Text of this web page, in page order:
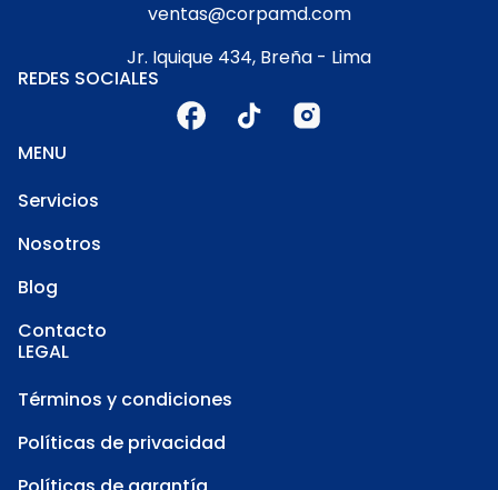
ventas@corpamd.com
Jr. Iquique 434, Breña - Lima
REDES SOCIALES
MENU
Servicios
Nosotros
Blog
Contacto
LEGAL
Términos y condiciones
Políticas de privacidad